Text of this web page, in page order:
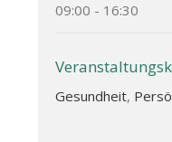
09:00 - 16:30
Gesundheit,